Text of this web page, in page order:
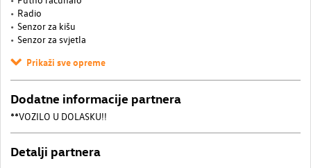
Radio
Senzor za kišu
Senzor za svjetla
Prikaži sve opreme
Dodatne informacije partnera
**VOZILO U DOLASKU!!
Detalji partnera